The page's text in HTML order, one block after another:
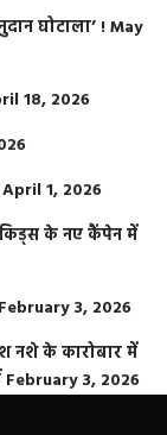
घोटाला’ !May
18, 2026
April 1, 2026
के नए कैंपेन में
February 3, 2026
नशे के कारोबार में
February 3, 2026